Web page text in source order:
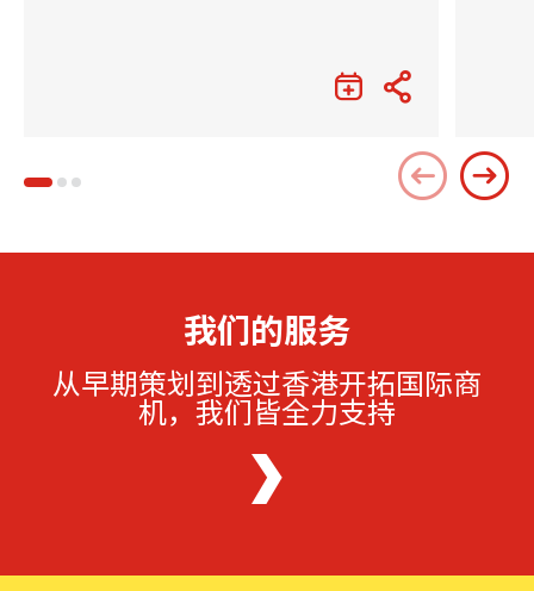
我们的服务
从早期策划到透过香港开拓国际商
机，我们皆全力支持